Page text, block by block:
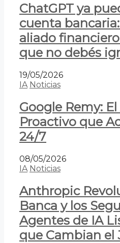
ChatGPT ya
cuenta
aliado
que no debés
19/05/2026
IA Noticias
Google Remy:
Proactivo que
24/7
08/05/2026
IA Noticias
Anthropic
Banca y los
Agentes de IA
que Cambian el